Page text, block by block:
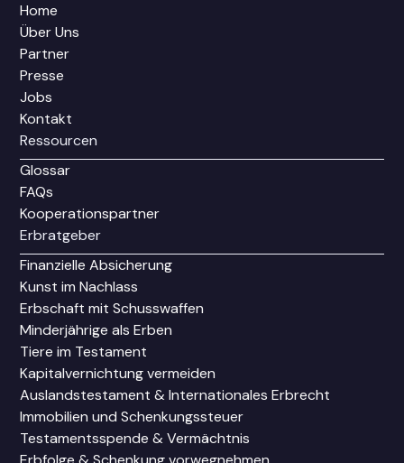
Home
Über Uns
Partner
Presse
Jobs
Kontakt
Ressourcen
Glossar
FAQs
Kooperationspartner
Erbratgeber
Finanzielle Absicherung
Kunst im Nachlass
Erbschaft mit Schusswaffen
Minderjährige als Erben
Tiere im Testament
Kapitalvernichtung vermeiden
Auslandstestament & Internationales Erbrecht
Immobilien und Schenkungssteuer
Testamentsspende & Vermächtnis